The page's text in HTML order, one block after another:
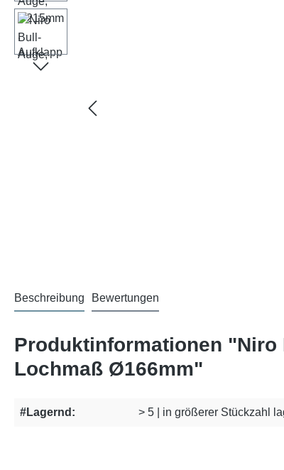
Beschreibung Bewertungen
Produktinformationen
Lochmaß Ø166mm"
#Lagernd: > 5 | in größerer Stückzahl